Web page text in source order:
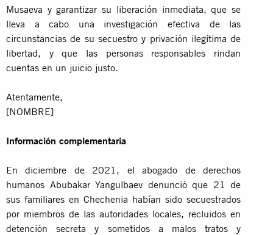
Musaeva y garantizar su liberación inmediata, que se
lleva a cabo una investigación efectiva de las
circunstancias de su secuestro y privación ilegítima de
libertad, y que las personas responsables rindan
cuentas en un juicio justo.
Atentamente,
[NOMBRE]
Información complementaria
En diciembre de 2021, el abogado de derechos
humanos Abubakar Yangulbaev denunció que 21 de
sus familiares en Chechenia habían sido secuestrados
por miembros de las autoridades locales, recluidos en
detención secreta y sometidos a malos tratos y